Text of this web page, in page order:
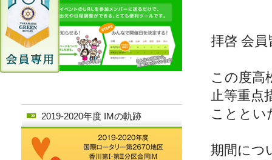
拝啓 会
この度高
止等重点
こととい
期間につ
2019-2020年度 IMの軌跡